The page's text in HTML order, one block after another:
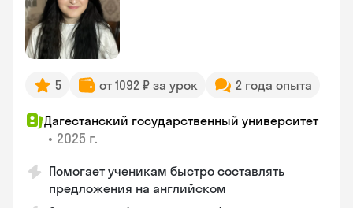
5 от 1092 ₽ за урок 2 года опыта
Дагестанский государственный университет
• 2025 г.
Помогает ученикам быстро составлять
предложения на английском